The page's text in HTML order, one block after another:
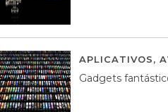
APLICATIVOS,
Gadgets